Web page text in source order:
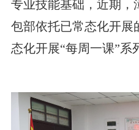
专业技能基础，近期，
包部依托已常态化开展
态化开展“每周一课”系